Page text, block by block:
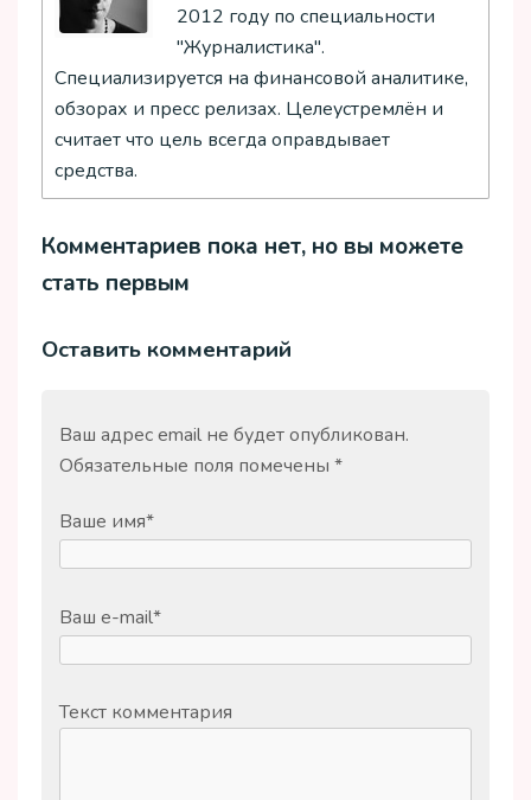
2012 году по специальности
"Журналистика".
Специализируется на финансовой аналитике,
обзорах и пресс релизах. Целеустремлён и
считает что цель всегда оправдывает
средства.
Комментариев пока нет, но вы можете
стать первым
Оставить комментарий
Ваш адрес email не будет опубликован.
Обязательные поля помечены *
Ваше имя*
Ваш e-mail*
Текст комментария